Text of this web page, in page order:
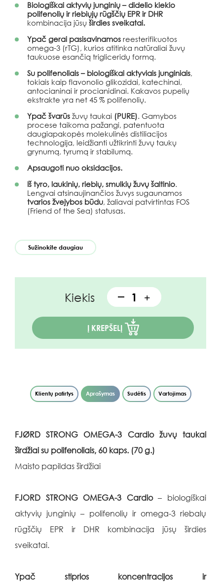
Biologiškai aktyvių junginių – didelio kiekio
polifenolių ir riebiųjų rūgščių EPR ir DHR
kombinacija jūsų širdies sveikatai.
Ypač gerai pasisavinamos reesterifikuotos
omega-3 (rTG), kurios atitinka natūraliai žuvų
taukuose esančią trigliceridų formą.
Su polifenoliais – biologiškai aktyviais junginiais,
tokiais kaip flavonolio glikozidai, katechinai,
antocianinai ir procianidinai. Kakavos pupelių
ekstrakte yra net 45 % polifenolių.
Ypač švarūs žuvų taukai (PURE). Gamybos
procese taikoma pažangi, patentuota
daugiapakopės molekulinės distiliacijos
technologija, leidžianti užtikrinti žuvų taukų
grynumą, tyrumą ir stabilumą.
Apsaugoti nuo oksidacijos.
Iš tyro, laukinių, riebių, smulkių žuvų šaltinio.
Lengvai atsinaujinančios žuvys sugaunamos
tvarios žvejybos būdu, žaliavai patvirtintas FOS
(Friend of the Sea) statusas.
Sužinokite daugiau
Kiekis
Į KREPŠELĮ
Klientų patirtys Aprašymas Sudėtis Vartojimas
FJØRD STRONG OMEGA-3 Cardio žuvų taukai
širdžiai su polifenoliais, 60 kaps. (70 g.)
Maisto papildas širdžiai
FJORD STRONG OMEGA-3 Cardio– biologiškai
aktyvių junginių – polifenolių ir omega-3 riebalų
rūgščių EPR ir DHR kombinacija jūsų širdies
sveikatai.
Ypač stiprios koncentracijos ir